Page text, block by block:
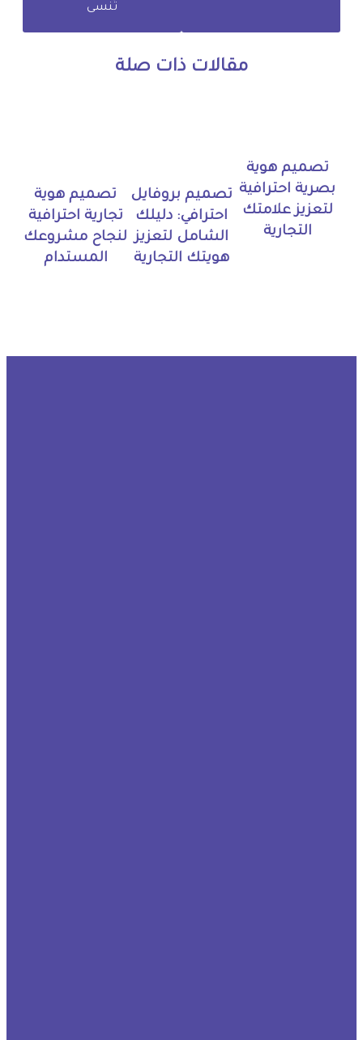
تُنسى
مقالات ذات صلة
تصميم هوية
بصرية احترافية
لتعزيز علامتك
التجارية
تصميم بروفايل
احترافي: دليلك
الشامل لتعزيز
هويتك التجارية
تصميم هوية
تجارية احترافية
لنجاح مشروعك
المستدام